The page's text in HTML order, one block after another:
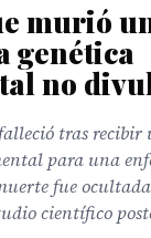
murió
genética
no
tras recibir
para una
fue
científico